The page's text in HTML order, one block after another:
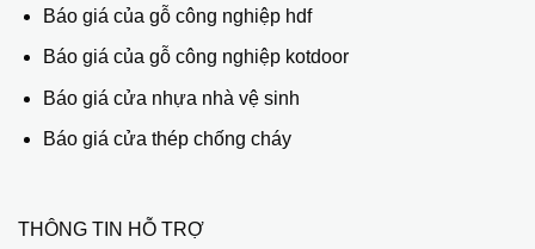
Báo giá của gỗ công nghiệp hdf
Báo giá của gỗ công nghiệp kotdoor
Báo giá cửa nhựa nhà vệ sinh
Báo giá cửa thép chống cháy
THÔNG TIN HỖ TRỢ